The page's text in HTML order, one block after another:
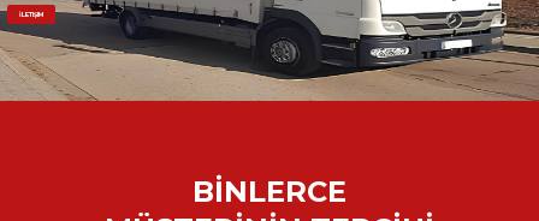
İLETIŞIM
BİNLERCE